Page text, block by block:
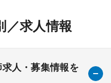
／求人情報
人・募集情報を